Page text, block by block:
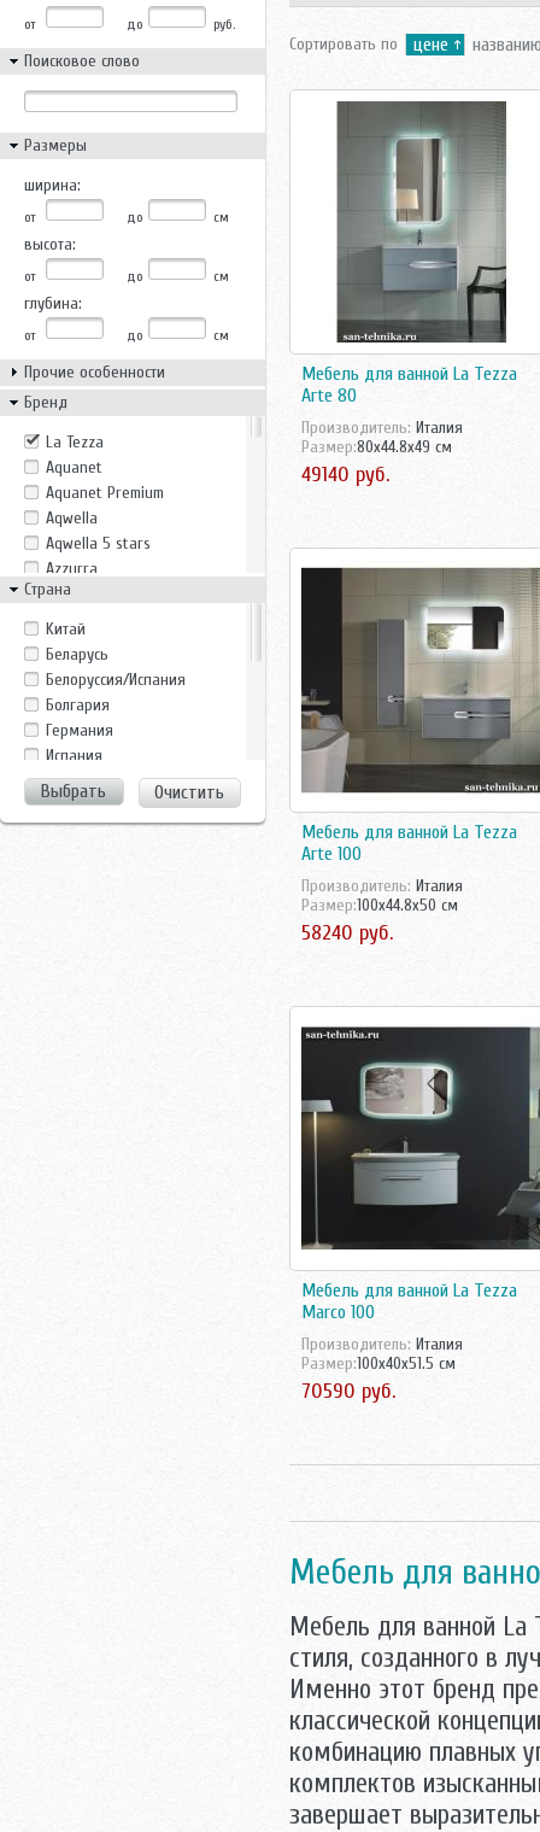
от до руб.
Поисковое слово
Размеры
ширина:
от до см
высота:
от до см
глубина:
от до см
Прочие особенности
Бренд
La Tezza
Aquanet
Aquanet Premium
Aqwella
Aqwella 5 stars
Azzurra
Belux
Bricklaer
Casa Vera
Cezares
Clarberg
Dreja
Duravit
Evulla
GamaDecor
Страна
Kитай
Беларусь
Белоруссия/Испания
Болгария
Германия
Испания
Италия
Китай
Росcия
Очистить
Сортировать по цене
Мебель для ванной La Tezza
Arte 80
Производитель: Италия
Размер:80x44.8x49 см
49140 руб.
Мебель для ванной La Tezza
Arte 100
Производитель: Италия
Размер:100x44.8x50 см
58240 руб.
Мебель для ванной La Tezza
Marco 100
Производитель: Италия
Размер:100x40x51.5 см
70590 руб.
Mебель для
Mебель для ванной La
стиля, созданного в
Именно этот бренд
классической
комбинацию плавных
комплектов
завершает